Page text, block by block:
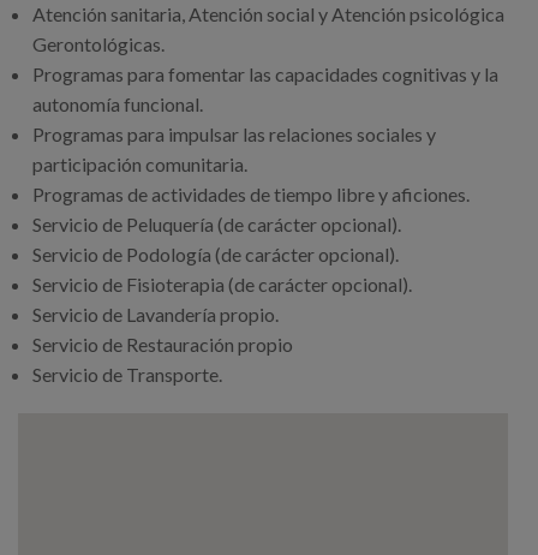
euAtención sanitaria, Atención social y Atención psicológica
Gerontológicas.
Programas para fomentar las capacidades cognitivas y la
autonomía funcional.
Programas para impulsar las relaciones sociales y
participación comunitaria.
Programas de actividades de tiempo libre y aficiones.
Servicio de Peluquería (de carácter opcional).
Servicio de Podología (de carácter opcional).
Servicio de Fisioterapia (de carácter opcional).
Servicio de Lavandería propio.
Servicio de Restauración propio
Servicio de Transporte.